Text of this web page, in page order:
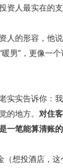
资人最实在的支
人的形容，他
男”，更像一
实实告诉你：
的地方。 对住
一笔能算清账的
（想投酒店，